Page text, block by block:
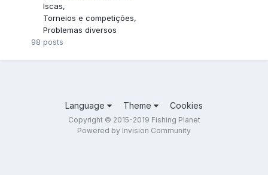
Iscas
Torneios e competições
Problemas diversos
98 posts
Language Theme Cookies
Copyright © 2015-2019 Fishing Planet
Powered by Invision Community